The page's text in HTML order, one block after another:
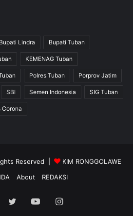
Bupati Lindra Bupati Tuban
KEMENAG Tuban
Polres Tuban Porprov Jatim
SBI Semen Indonesia SIG Tuban
Corona
Reserved |
KIM RONGGOLAWE
About REDAKSI
Twitter YouTubeInstagram